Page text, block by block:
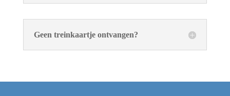
Geen treinkaartje ontvangen?